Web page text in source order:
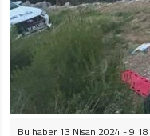
Bu haber 13 Nisan 2024 -